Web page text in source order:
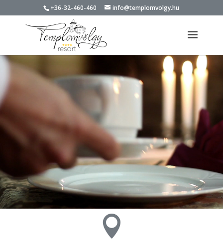
+36-32-460-460 info@templomvolgy.hu
Videólejátszó
